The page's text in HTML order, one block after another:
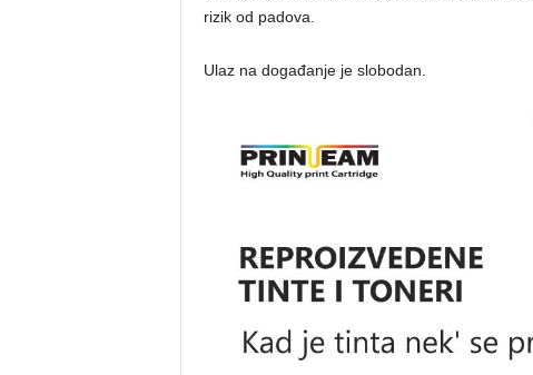
rizik od padova.
Ulaz na događanje je slobodan.